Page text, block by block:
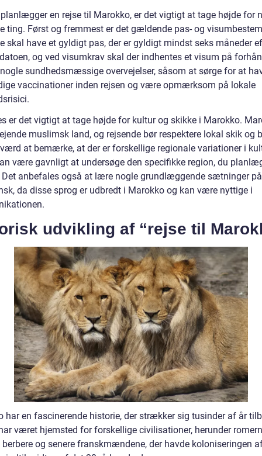
en rejse til Marokko, er det vigtigt at tage højde for
ting. Først og fremmest er det gældende pas- og
skal have et gyldigt pas, der er gyldigt mindst seks måneder
og ved visumkrav skal der indhentes et visum på
sundhedsmæssige overvejelser, såsom at sørge for at
vaccinationer inden rejsen og være opmærksom på lokale
er det vigtigt at tage højde for kultur og skikke i Marokko.
muslimsk land, og rejsende bør respektere lokal skik og
at bemærke, at der er forskellige regionale variationer i
være gavnligt at undersøge den specifikke region, du
Det anbefales også at lære nogle grundlæggende sætninger
da disse sprog er udbredt i Marokko og kan være nyttige i
udvikling af “rejse til
har en fascinerende historie, der strækker sig tusinder af år
været hjemsted for forskellige civilisationer, herunder
berbere og senere franskmændene, der havde koloniseringen